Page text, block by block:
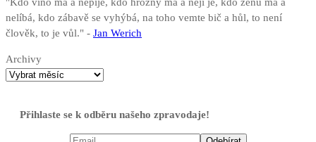
"Kdo víno má a nepije, kdo hrozny má a nejí je, kdo ženu má a
nelíbá, kdo zábavě se vyhýbá, na toho vemte bič a hůl, to není
člověk, to je vůl." - Jan Werich
Archivy
Přihlaste se k odběru našeho zpravodaje!